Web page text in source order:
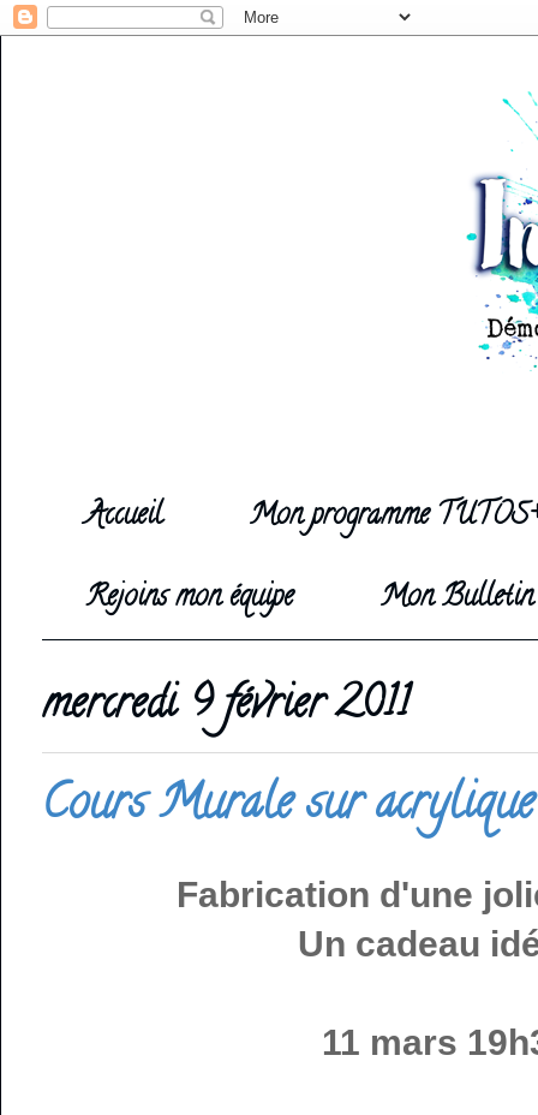
Accueil
Mon programme
Rejoins mon équipe
Mon
mercredi 9 février 2011
Cours Murale sur acrylique
Fabrication d'une
Un cadeau
11 mars